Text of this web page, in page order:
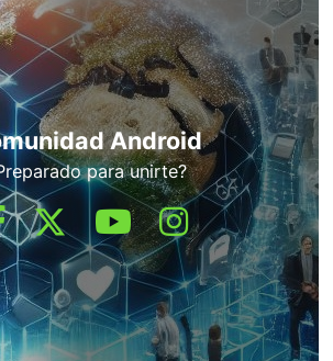
Android
para unirte?